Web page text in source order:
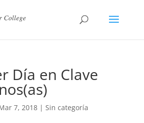
Día en Clave
7, 2018| Sin categoría